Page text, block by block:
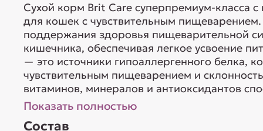
Сухой корм Brit Care суперпремиум-класса
для кошек с чувствительным
поддержания здоровья пищеварительной
кишечника, обеспечивая легкое усвоение
— это источники гипоаллергенного белка,
чувствительным пищеварением и
витаминов, минералов и антиоксидантов
Показать полностью
Состав